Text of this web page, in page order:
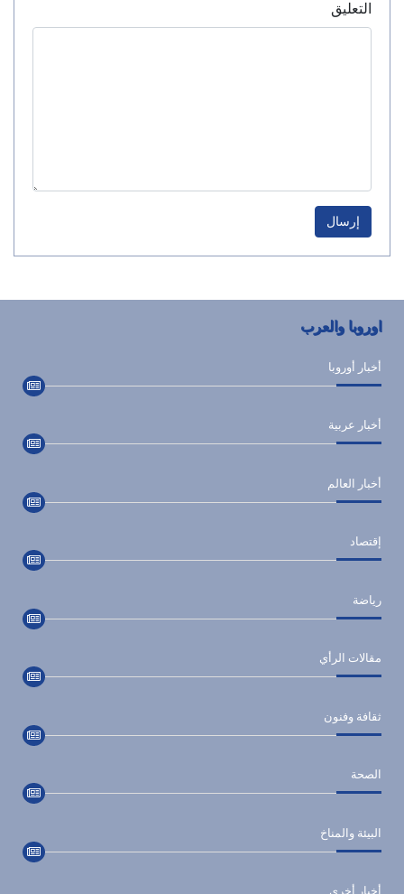
التعليق
إرسال
اوروبا والعرب
أخبار أوروبا
أخبار عربية
أخبار العالم
إقتصاد
رياضة
مقالات الرأي
ثقافة وفنون
الصحة
البيئة والمناخ
أخبار أخري